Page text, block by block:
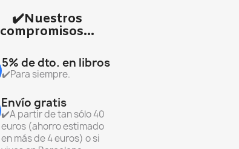
✔️Nuestros
compromisos...
5% de dto. en libros
✔️Para siempre.
Envío gratis
✔️A partir de tan sólo 40
euros (ahorro estimado
en más de 4 euros) o si